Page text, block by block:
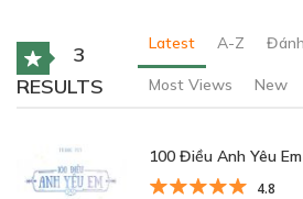
3
RESULTS
Latest A-Z
Most Views New
100 Điều Anh Yêu Em
4.8